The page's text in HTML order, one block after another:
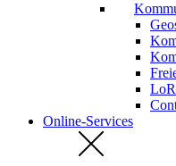
Online-Services